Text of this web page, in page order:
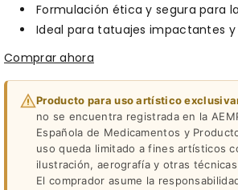
Formulación ética y segura para
Ideal para tatuajes impactantes y
Comprar ahora
Producto para uso artístico
no se encuentra registrada en la
Española de Medicamentos y
uso queda limitado a fines artísticos
ilustración, aerografía y otras
El comprador asume la